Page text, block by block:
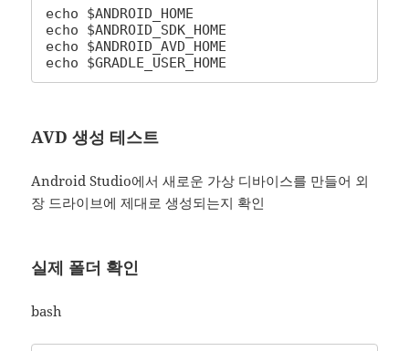
echo $ANDROID_HOME
echo $ANDROID_SDK_HOME
echo $ANDROID_AVD_HOME
echo $GRADLE_USER_HOME
AVD 생성 테스트
Android Studio에서 새로운 가상 디바이스를 만들어 외
장 드라이브에 제대로 생성되는지 확인
실제 폴더 확인
bash